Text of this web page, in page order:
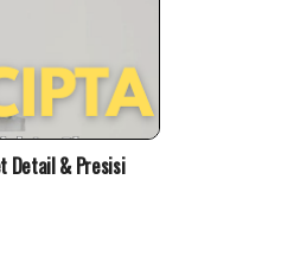
Detail & Presisi